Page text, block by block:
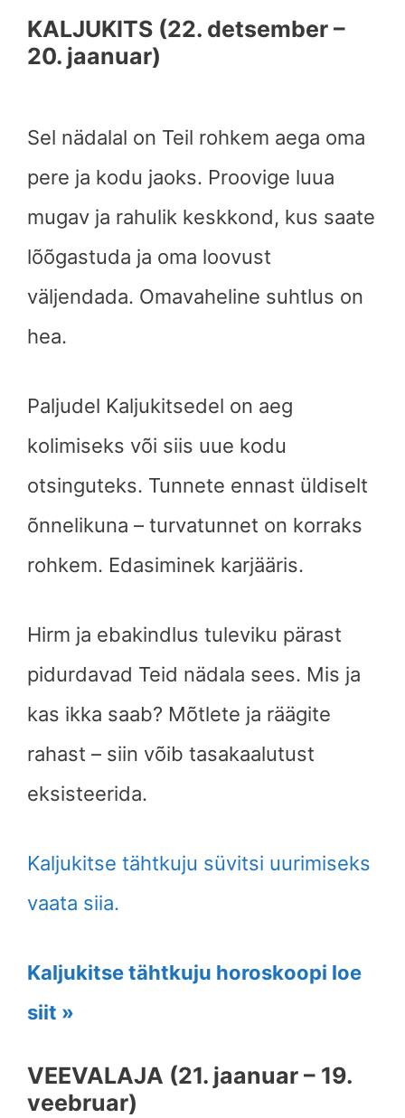
KALJUKITS (22. detsember –
20. jaanuar)
Sel nädalal on Teil rohkem aega oma
pere ja kodu jaoks. Proovige luua
mugav ja rahulik keskkond, kus saate
lõõgastuda ja oma loovust
väljendada. Omavaheline suhtlus on
hea.
Paljudel Kaljukitsedel on aeg
kolimiseks või siis uue kodu
otsinguteks. Tunnete ennast üldiselt
õnnelikuna – turvatunnet on korraks
rohkem. Edasiminek karjääris.
Hirm ja ebakindlus tuleviku pärast
pidurdavad Teid nädala sees. Mis ja
kas ikka saab? Mõtlete ja räägite
rahast – siin võib tasakaalutust
eksisteerida.
Kaljukitse tähtkuju süvitsi uurimiseks
vaata siia.
Kaljukitse tähtkuju horoskoopi loe
siit »
VEEVALAJA (21. jaanuar – 19.
veebruar)